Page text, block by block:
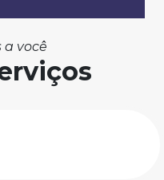
a você